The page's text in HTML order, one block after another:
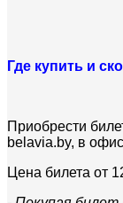
Где купить и
Приобрести
belavia.by, в
Цена билета от